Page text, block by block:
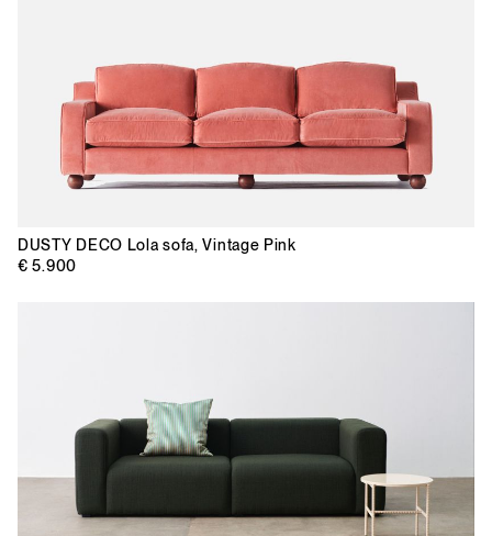
DUSTY DECO Lola sofa, Vintage Pink
€ 5.900